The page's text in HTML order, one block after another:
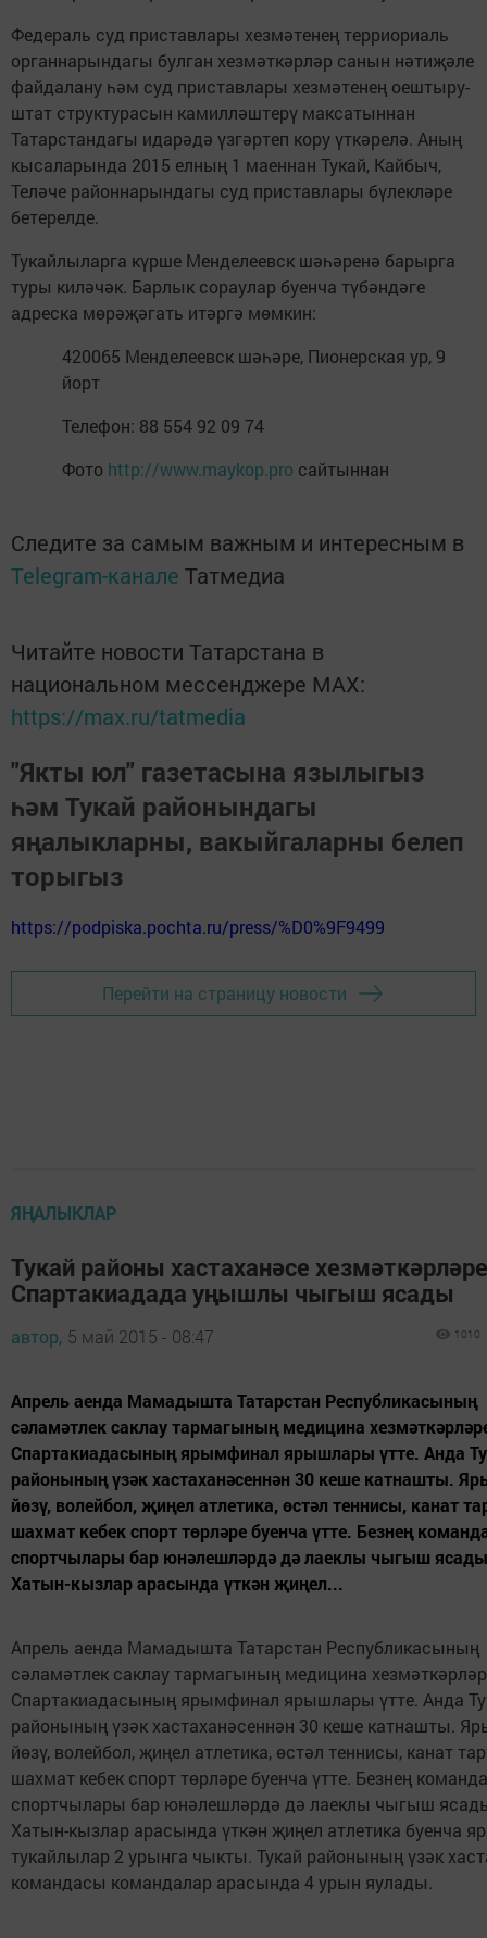
Федераль суд приставлары хезмәтенең терриориаль
органнарындагы булган хезмәткәрләр санын нәтиҗәле
файдалану һәм суд приставлары хезмәтенең оештыру-
штат структурасын камилләштерү максатыннан
Татарстандагы идарәдә үзгәртеп кору үткәрелә. Аның
кысаларында 2015 елның 1 маеннан Тукай, Кайбыч,
Теләче районнарындагы суд приставлары бүлекләре
бетерелде.
Тукайлыларга күрше Менделеевск шәһәренә барырга
туры киләчәк. Барлык сораулар буенча түбәндәге
адреска мөрәҗәгать итәргә мөмкин:
420065 Менделеевск шәһәре, Пионерская ур, 9
йорт
Телефон: 88 554 92 09 74
Фото http://www.maykop.pro сайтыннан
Следите за самым важным и интересным в
Telegram-канале Татмедиа
Читайте новости Татарстана в
национальном мессенджере MАХ:
https://max.ru/tatmedia
"Якты юл" газетасына язылыгыз
һәм Тукай районындагы
яңалыкларны, вакыйгаларны белеп
торыгыз
https://podpiska.pochta.ru/press/%D0%9F9499
Перейти на страницу новости
ЯҢАЛЫКЛАР
Тукай районы хастаханәсе хезмәткәрләре
Спартакиадада уңышлы чыгыш ясады
автор, 5 май 2015 - 08:47 1010
Апрель аенда Мамадышта Татарстан Республикасының
сәламәтлек саклау тармагының медицина
Спартакиадасының ярымфинал ярышлары үтте. Анда
районының үзәк хастаханәсеннән 30 кеше катнашты.
йөзү, волейбол, җиңел атлетика, өстәл теннисы, канат
шахмат кебек спорт төрләре буенча үтте. Безнең
спортчылары бар юнәлешләрдә дә лаеклы чыгыш
Хатын-кызлар арасында үткән җиңел...
Апрель аенда Мамадышта Татарстан Республикасының
сәламәтлек саклау тармагының медицина
Спартакиадасының ярымфинал ярышлары үтте. Анда
районының үзәк хастаханәсеннән 30 кеше катнашты.
йөзү, волейбол, җиңел атлетика, өстәл теннисы, канат
шахмат кебек спорт төрләре буенча үтте. Безнең команда
спортчылары бар юнәлешләрдә дә лаеклы чыгыш
Хатын-кызлар арасында үткән җиңел атлетика буенча
тукайлылар 2 урынга чыкты. Тукай районының үзәк
командасы командалар арасында 4 урын яулады.